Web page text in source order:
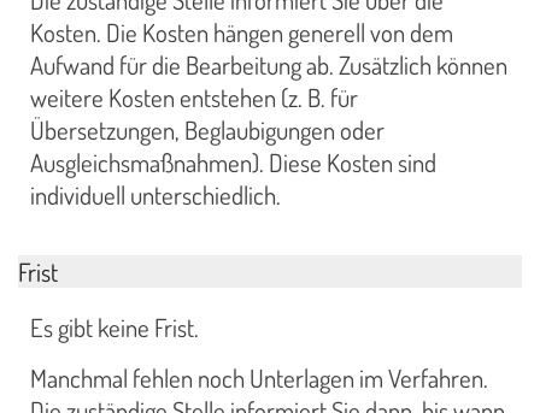
Kosten. Die Kosten hängen generell von dem
Aufwand für die Bearbeitung ab. Zusätzlich können
weitere Kosten entstehen (z. B. für
Übersetzungen, Beglaubigungen oder
Ausgleichsmaßnahmen). Diese Kosten sind
individuell unterschiedlich.
Frist
Es gibt keine Frist.
Manchmal fehlen noch Unterlagen im Verfahren.